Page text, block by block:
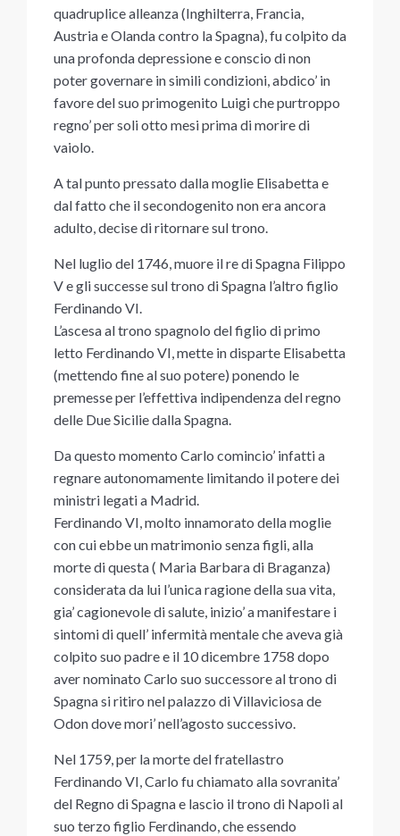
quadruplice alleanza (Inghilterra, Francia,
Austria e Olanda contro la Spagna), fu colpito da
una profonda depressione e conscio di non
poter governare in simili condizioni, abdico’ in
favore del suo primogenito Luigi che purtroppo
regno’ per soli otto mesi prima di morire di
vaiolo.
A tal punto pressato dalla moglie Elisabetta e
dal fatto che il secondogenito non era ancora
adulto, decise di ritornare sul trono.
Nel luglio del 1746, muore il re di Spagna Filippo
V e gli successe sul trono di Spagna l’altro figlio
Ferdinando VI.
L’ascesa al trono spagnolo del figlio di primo
letto Ferdinando VI, mette in disparte Elisabetta
(mettendo fine al suo potere) ponendo le
premesse per l’effettiva indipendenza del regno
delle Due Sicilie dalla Spagna.
Da questo momento Carlo comincio’ infatti a
regnare autonomamente limitando il potere dei
ministri legati a Madrid.
Ferdinando VI, molto innamorato della moglie
con cui ebbe un matrimonio senza figli, alla
morte di questa ( Maria Barbara di Braganza)
considerata da lui l’unica ragione della sua vita,
gia’ cagionevole di salute, inizio’ a manifestare i
sintomi di quell’ infermità mentale che aveva già
colpito suo padre e il 10 dicembre 1758 dopo
aver nominato Carlo suo successore al trono di
Spagna si ritiro nel palazzo di Villaviciosa de
Odon dove mori’ nell’agosto successivo.
Nel 1759, per la morte del fratellastro
Ferdinando VI, Carlo fu chiamato alla sovranita’
del Regno di Spagna e lascio il trono di Napoli al
suo terzo figlio Ferdinando, che essendo